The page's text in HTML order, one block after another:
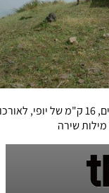
שביל כורכר שפולח את המרחבים של רמת צבאים, 16 ק"מ של יופי, לאורכו
שירה